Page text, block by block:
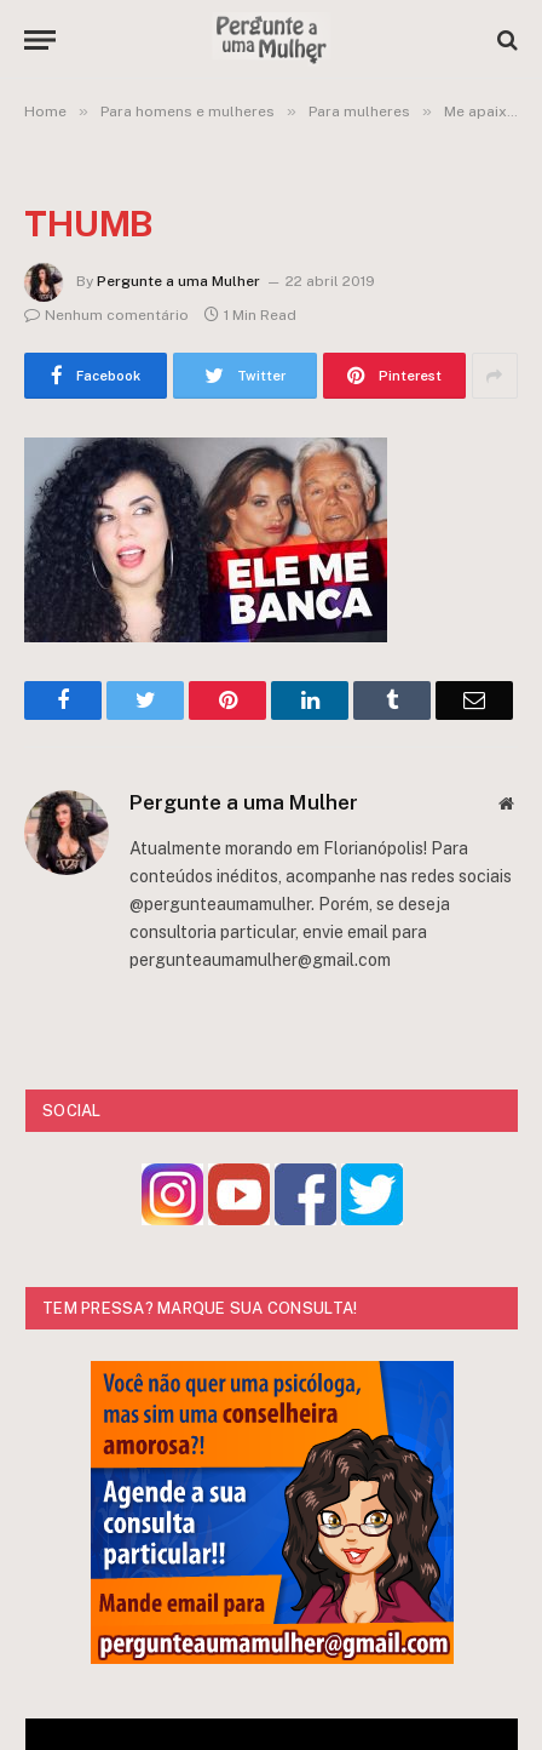
Home » Para homens e mulheres » Para mulheres » Me apaixonei pelo meu Sugar Daddy
THUMB
By Pergunte a uma Mulher
22 abril 2019
Nenhum comentário
1 Min Read
Facebook Twitter Pinterest
FacebookTwitter Pinterest LinkedInTumblr Email
Pergunte a uma Mulher
Atualmente morando em Florianópolis! Para
conteúdos inéditos, acompanhe nas redes sociais
@pergunteaumamulher. Porém, se deseja
consultoria particular, envie email para
pergunteaumamulher@gmail.com
SOCIAL
TEM PRESSA? MARQUE SUA CONSULTA!